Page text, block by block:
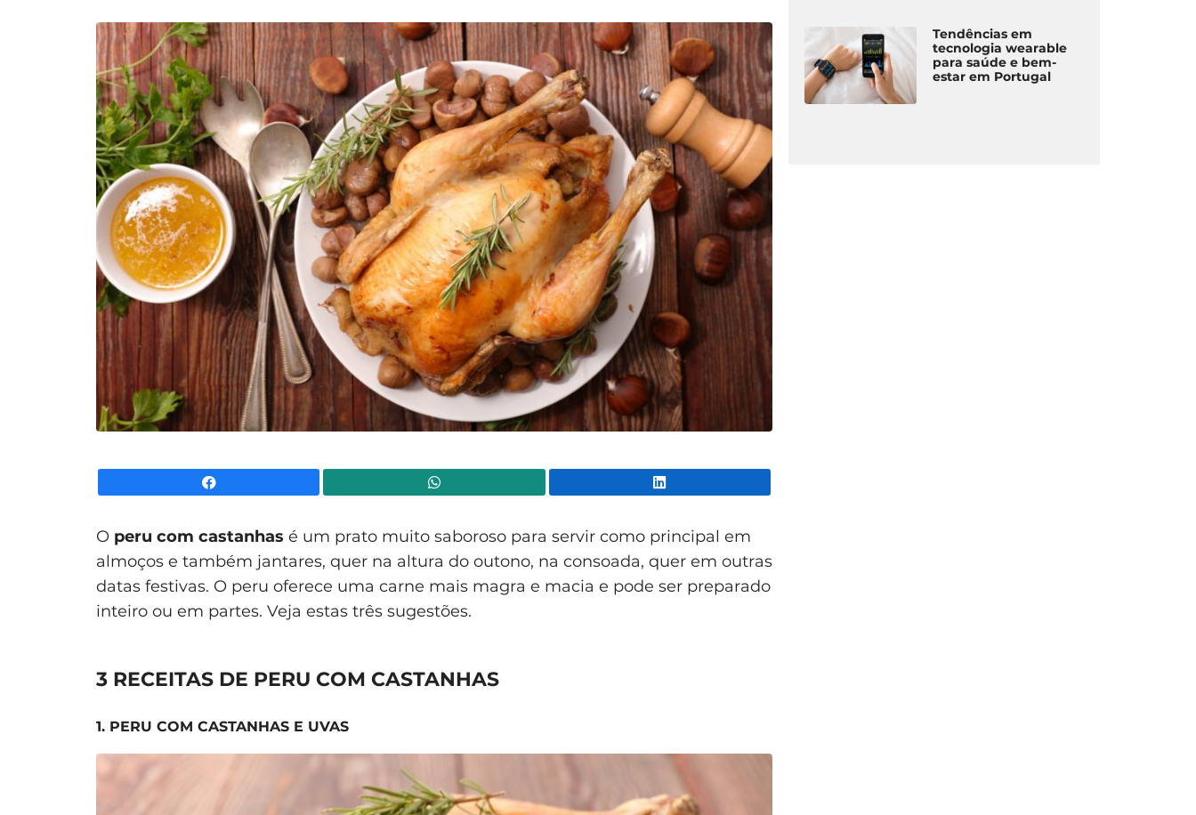
O peru com castanhas é um prato muito saboroso para servir como principal em
almoços e também jantares, quer na altura do outono, na consoada, quer em outras
datas festivas. O peru oferece uma carne mais magra e macia e pode ser preparado
inteiro ou em partes. Veja estas três sugestões.
3 RECEITAS DE PERU COM CASTANHAS
1. PERU COM CASTANHAS E UVAS
Tendências em
tecnologia wearable
para saúde e bem-
estar em Portugal